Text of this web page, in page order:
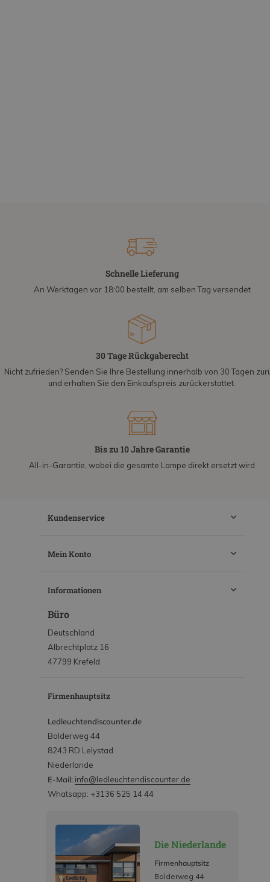
Schnelle Lieferung
An Werktagen vor 18:00 bestellt, am selben Tag versendet
30 Tage Rückgaberecht
Nicht zufrieden? Senden Sie Ihre Bestellung innerhalb von 30 Tagen
und erhalten Sie den Einkaufspreis zurückerstattet.
Bis zu 10 Jahre Garantie
All-in-Garantie, wobei die gesamte Lampe direkt ersetzt wird
Kundenservice
Mein Konto
Informationen
Büro
Deutschland
Albrechtplatz 16
47799 Krefeld
Firmenhauptsitz
Ledleuchtendiscounter.de
Bolderweg 44
8243 RD Lelystad
Niederlande
E-Mail: info@ledleuchtendiscounter.de
Whatsapp: +3136 525 14 44
Die Niederlande
Firmenhauptsitz
Bolderweg 44